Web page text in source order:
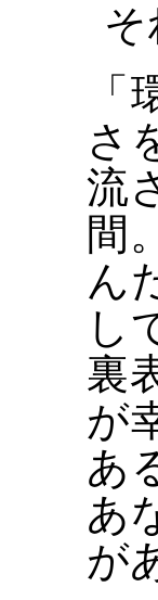
さ
流
間
ん
し
裏
が
あ
あ
が